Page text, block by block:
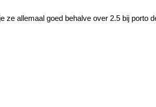
allemaal goed behalve over 2.5 bij porto